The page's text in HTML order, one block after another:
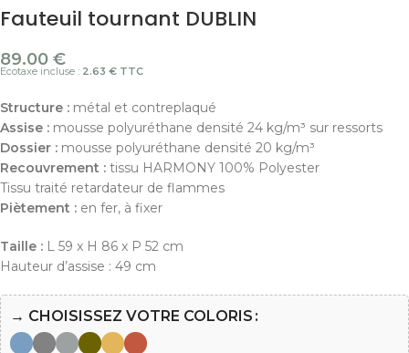
Fauteuil tournant DUBLIN
89.00 €
Ecotaxe incluse : 2.63 € TTC
Structure : métal et contreplaqué
Assise : mousse polyuréthane densité 24 kg/m³ sur ressorts
Dossier : mousse polyuréthane densité 20 kg/m³
Recouvrement : tissu HARMONY 100% Polyester
Tissu traité retardateur de flammes
Piètement : en fer, à fixer
Taille : L 59 x H 86 x P 52 cm
Hauteur d’assise : 49 cm
→ CHOISISSEZ VOTRE COLORIS